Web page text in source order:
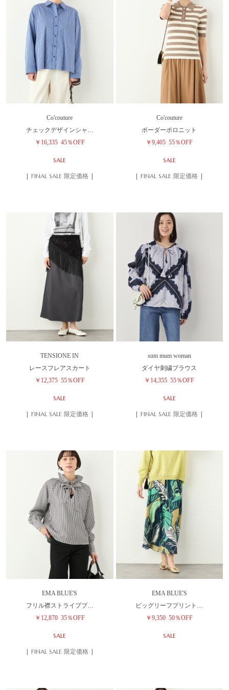
Co'couture
チェックデザインシャ…
￥16,335 45％OFF
SALE
| FINAL SALE 限定価格 |
Co'couture
ボーダーポロニット
￥9,405 55％OFF
SALE
| FINAL SALE 限定価格 |
TENSIONE IN
レースフレアスカート
￥12,375 55％OFF
SALE
| FINAL SALE 限定価格 |
sum mum woman
ダイヤ刺繍ブラウス
￥14,355 55％OFF
SALE
| FINAL SALE 限定価格 |
EMA BLUE'S
フリル襟ストライプブ…
￥12,870 35％OFF
SALE
| FINAL SALE 限定価格 |
EMA BLUE'S
ビッグリーフプリント…
￥9,350 50％OFF
SALE